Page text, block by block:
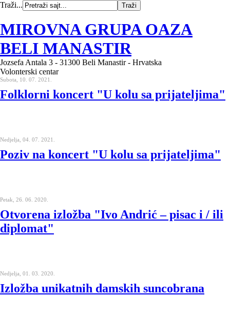
Traži...
MIROVNA GRUPA OAZA
BELI MANASTIR
Jozsefa Antala 3 - 31300 Beli Manastir - Hrvatska
Volonterski centar
Subota, 10. 07. 2021.
Folklorni koncert "U kolu sa prijateljima"
Nedjelja, 04. 07. 2021.
Poziv na koncert "U kolu sa prijateljima"
Petak, 26. 06. 2020.
Otvorena izložba "Ivo Andrić – pisac i / ili
diplomat"
Nedjelja, 01. 03. 2020.
Izložba unikatnih damskih suncobrana